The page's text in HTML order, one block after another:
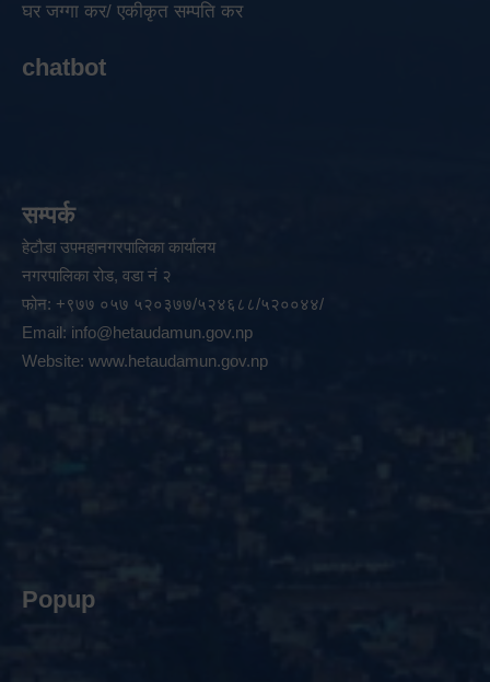
घर जग्गा कर/ एकीकृत सम्पति कर
chatbot
सम्पर्क
हेटौडा उपमहानगरपालिका कार्यालय
नगरपालिका रोड, वडा नं २
फोन: +९७७ ०५७ ५२०३७७/५२४६८८/५२००४४/
Email: info@hetaudamun.gov.np
Website: www.hetaudamun.gov.np
Popup